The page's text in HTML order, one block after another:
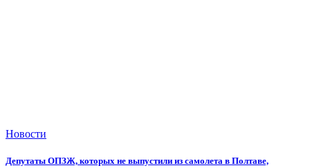
Новости
Депутаты ОПЗЖ, которых не выпустили из самолета в Полтаве,